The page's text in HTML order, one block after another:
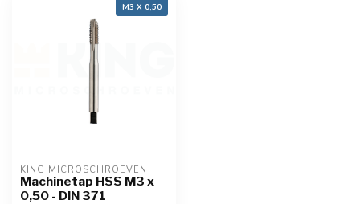
M3 X 0,50
KING MICROSCHROEVEN
Machinetap HSS M3 x
0,50 - DIN 371